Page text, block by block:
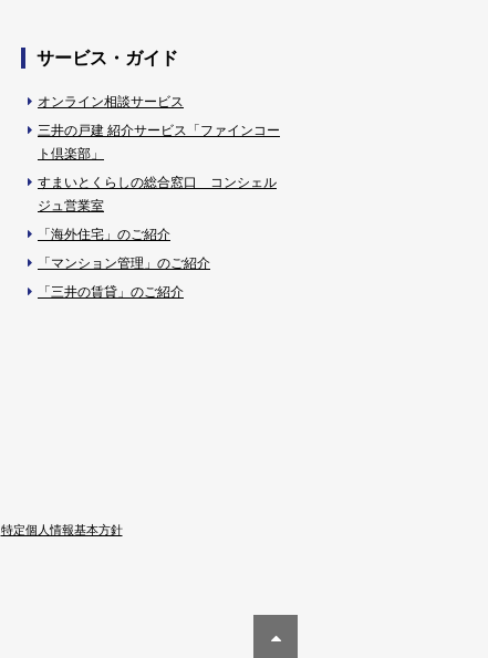
サービス・ガイド
オンライン相談サービス
三井の戸建 紹介サービス「ファインコー
ト倶楽部」
すまいとくらしの総合窓口 コンシェル
ジュ営業室
「海外住宅」のご紹介
「マンション管理」のご紹介
「三井の賃貸」のご紹介
特定個人情報基本方針